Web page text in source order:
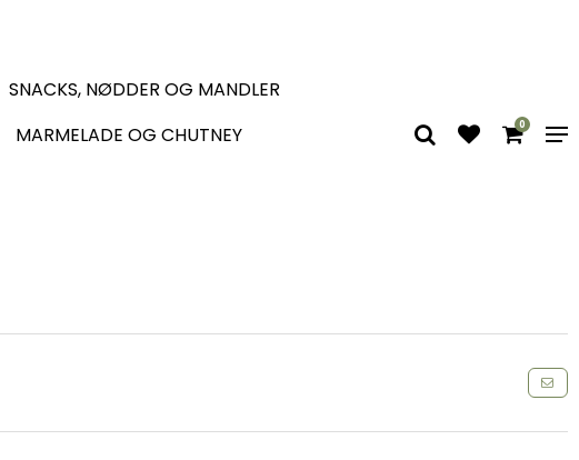
SNACKS, NØDDER OG MANDLER
MARMELADE OG CHUTNEY
0